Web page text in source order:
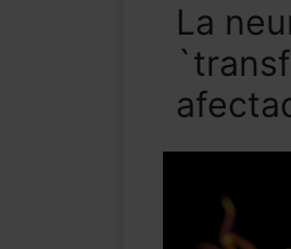
La